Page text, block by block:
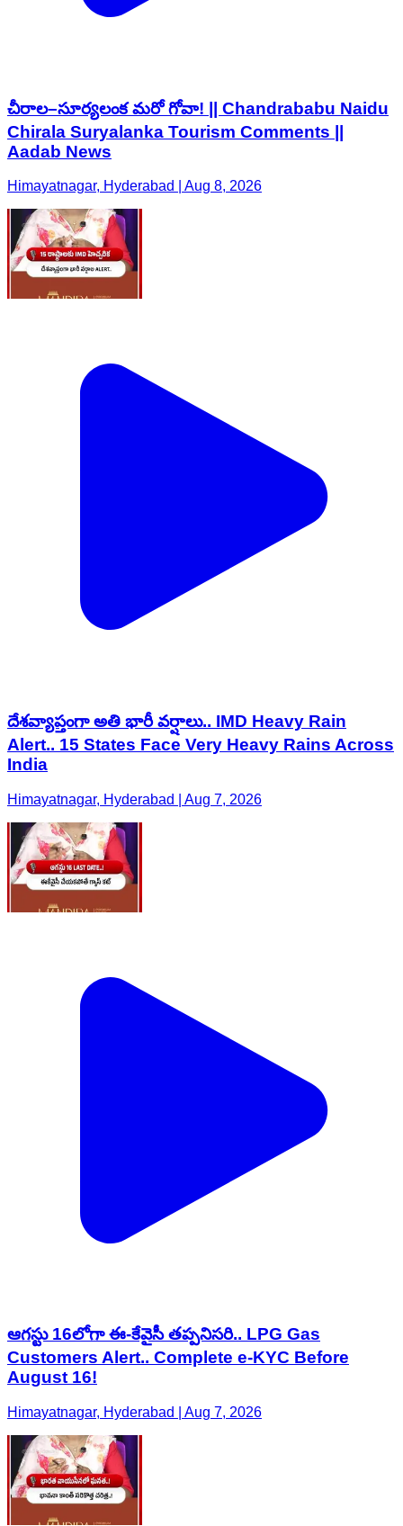
చీరాల–సూర్యలంక మరో గోవా! || Chandrababu Naidu
Chirala Suryalanka Tourism Comments ||
Aadab News
Himayatnagar, Hyderabad | Aug 8, 2026
దేశవ్యాప్తంగా అతి భారీ వర్షాలు.. IMD Heavy Rain
Alert.. 15 States Face Very Heavy Rains Across
India
Himayatnagar, Hyderabad | Aug 7, 2026
ఆగస్టు 16లోగా ఈ-కేవైసీ తప్పనిసరి.. LPG Gas
Customers Alert.. Complete e-KYC Before
August 16!
Himayatnagar, Hyderabad | Aug 7, 2026